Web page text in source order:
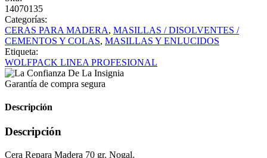
14070135
Categorías:
CERAS PARA MADERA, MASILLAS / DISOLVENTES /
CEMENTOS Y COLAS, MASILLAS Y ENLUCIDOS
Etiqueta:
WOLFPACK LINEA PROFESIONAL
Garantía de compra segura
Descripción
Descripción
Cera Repara Madera 70 gr. Nogal.